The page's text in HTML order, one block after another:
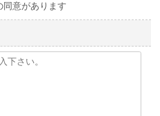
同意があります